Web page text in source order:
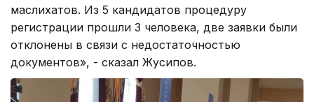
маслихатов. Из 5 кандидатов процедуру
регистрации прошли 3 человека, две заявки были
отклонены в связи с недостаточностью
документов», - сказал Жусипов.